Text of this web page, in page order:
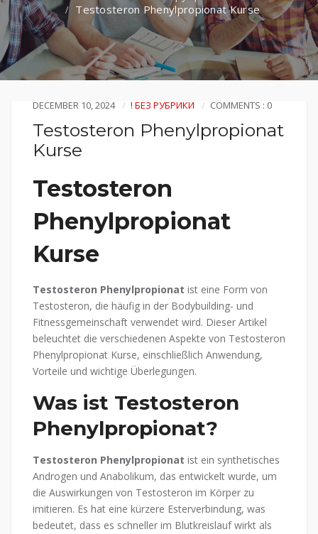
Testosteron Phenylpropionat Kurse
DECEMBER 10, 2024 ! БЕЗ РУБРИКИ COMMENTS : 0
Testosteron Phenylpropionat
Kurse
Testosteron
Phenylpropionat
Kurse
Testosteron Phenylpropionat ist eine Form von
Testosteron, die häufig in der Bodybuilding- und
Fitnessgemeinschaft verwendet wird. Dieser Artikel
beleuchtet die verschiedenen Aspekte von Testosteron
Phenylpropionat Kurse, einschließlich Anwendung,
Vorteile und wichtige Überlegungen.
Was ist Testosteron
Phenylpropionat?
Testosteron Phenylpropionat ist ein synthetisches
Androgen und Anabolikum, das entwickelt wurde, um
die Auswirkungen von Testosteron im Körper zu
imitieren. Es hat eine kürzere Esterverbindung, was
bedeutet, dass es schneller im Blutkreislauf wirkt als